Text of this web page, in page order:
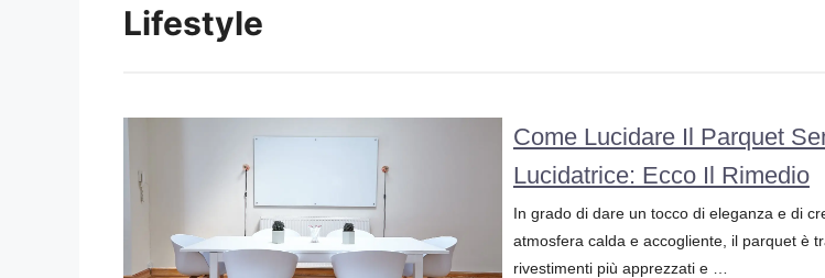
Lifestyle
Come Lucidare Il Parquet
Lucidatrice: Ecco Il Rimedio
In grado di dare un tocco di eleganza e di
atmosfera calda e accogliente, il parquet è
rivestimenti più apprezzati e …